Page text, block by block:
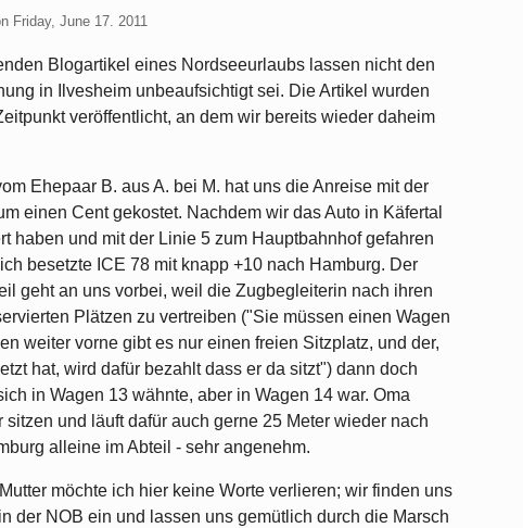
Friday, June 17. 2011
Blogartikel eines Nordseeurlaubs lassen nicht den
in Ilvesheim unbeaufsichtigt sei. Die Artikel wurden
veröffentlicht, an dem wir bereits wieder daheim
Ehepaar B. aus A. bei M. hat uns die Anreise mit der
einen Cent gekostet. Nachdem wir das Auto in Käfertal
haben und mit der Linie 5 zum Hauptbahnhof gefahren
besetzte ICE 78 mit knapp +10 nach Hamburg. Der
geht an uns vorbei, weil die Zugbegleiterin nach ihren
Plätzen zu vertreiben ("Sie müssen einen Wagen
weiter vorne gibt es nur einen freien Sitzplatz, und der,
hat, wird dafür bezahlt dass er da sitzt") dann doch
in Wagen 13 wähnte, aber in Wagen 14 war. Oma
und läuft dafür auch gerne 25 Meter wieder nach
alleine im Abteil - sehr angenehm.
möchte ich hier keine Worte verlieren; wir finden uns
der NOB ein und lassen uns gemütlich durch die Marsch